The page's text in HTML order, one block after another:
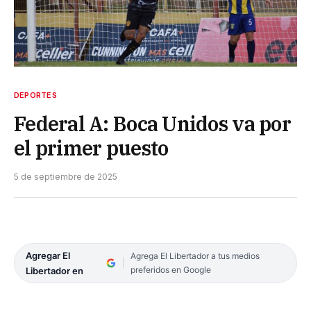
DEPORTES
Federal A: Boca Unidos va por
el primer puesto
5 de septiembre de 2025
Agregar El
Libertador en
Agrega El Libertador a tus medios
preferidos en Google